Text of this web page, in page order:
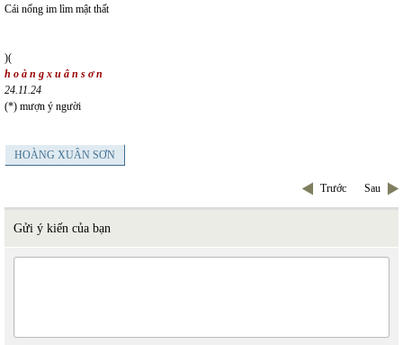
Cái nống im lìm mật thất
)(
h o à n g x u â n s ơ n
24.11.24
(*) mượn ý người
HOÀNG XUÂN SƠN
Trước Sau
Gửi ý kiến của bạn